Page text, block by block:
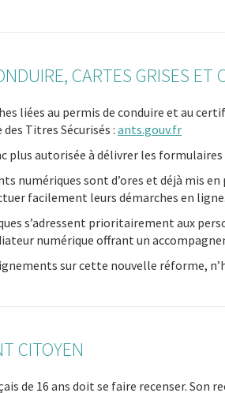
CARTES GRISES ET
liées au permis de conduire et au
Titres Sécurisés : ants.gouv.fr
plus autorisée à délivrer les formulaires
numériques sont d’ores et déjà mis
facilement leurs démarches en ligne.
s’adressent prioritairement aux
numérique offrant un
sur cette nouvelle réforme,
CITOYEN
de 16 ans doit se faire recenser.